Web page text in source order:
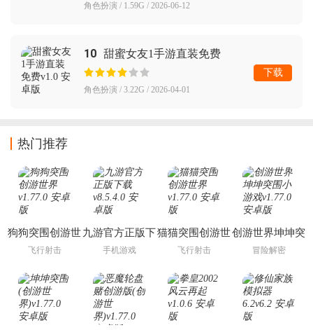
角色扮演 / 1.59G / 2026-06-12
10 甜蜜女友1手游直装免费
角色扮演 / 3.22G / 2026-04-01
下载
热门推荐
狗狗突围创游世
界
飞行射击
九游官方正版下
载
手机游戏
猫猫突围创游世
界
飞行射击
创游世界坤坤突
围小游戏
冒险解密